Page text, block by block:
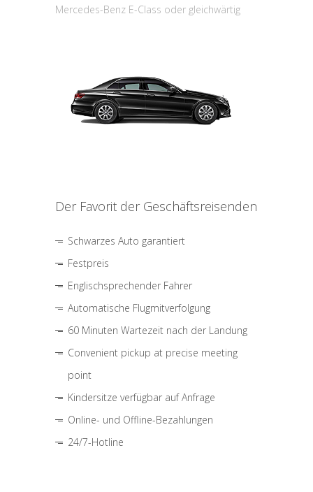
Mercedes-Benz E-Class oder gleichwärtig
Der Favorit der Geschäftsreisenden
Schwarzes Auto garantiert
Festpreis
Englischsprechender Fahrer
Automatische Flugmitverfolgung
60 Minuten Wartezeit nach der Landung
Convenient pickup at precise meeting
point
Kindersitze verfügbar auf Anfrage
Online- und Offline-Bezahlungen
24/7-Hotline